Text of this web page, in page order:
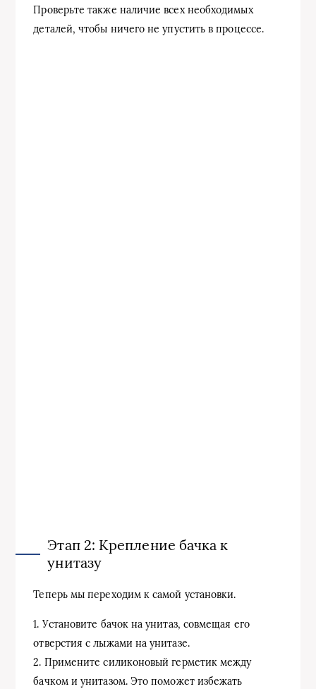
Проверьте также наличие всех необходимых
деталей, чтобы ничего не упустить в процессе.
Этап 2: Крепление бачка к
унитазу
Теперь мы переходим к самой установки.
1. Установите бачок на унитаз, совмещая его
отверстия с лыжами на унитазе.
2. Примените силиконовый герметик между
бачком и унитазом. Это поможет избежать